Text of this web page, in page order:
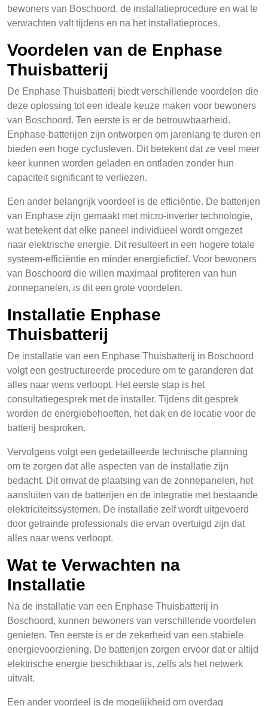
bewoners van Boschoord, de installatieprocedure en wat te
verwachten valt tijdens en na het installatieproces.
Voordelen van de Enphase
Thuisbatterij
De Enphase Thuisbatterij biedt verschillende voordelen die
deze oplossing tot een ideale keuze maken voor bewoners
van Boschoord. Ten eerste is er de betrouwbaarheid.
Enphase-batterijen zijn ontworpen om jarenlang te duren en
bieden een hoge cyclusleven. Dit betekent dat ze veel meer
keer kunnen worden geladen en ontladen zonder hun
capaciteit significant te verliezen.
Een ander belangrijk voordeel is de efficiëntie. De batterijen
van Enphase zijn gemaakt met micro-inverter technologie,
wat betekent dat elke paneel individueel wordt omgezet
naar elektrische energie. Dit resulteert in een hogere totale
systeem-efficiëntie en minder energiefictief. Voor bewoners
van Boschoord die willen maximaal profiteren van hun
zonnepanelen, is dit een grote voordelen.
Installatie Enphase
Thuisbatterij
De installatie van een Enphase Thuisbatterij in Boschoord
volgt een gestructureerde procedure om te garanderen dat
alles naar wens verloopt. Het eerste stap is het
consultatiegesprek met de installer. Tijdens dit gesprek
worden de energiebehoeften, het dak en de locatie voor de
batterij besproken.
Vervolgens volgt een gedetailleerde technische planning
om te zorgen dat alle aspecten van de installatie zijn
bedacht. Dit omvat de plaatsing van de zonnepanelen, het
aansluiten van de batterijen en de integratie met bestaande
elektriciteitssystemen. De installatie zelf wordt uitgevoerd
door getrainde professionals die ervan overtuigd zijn dat
alles naar wens verloopt.
Wat te Verwachten na
Installatie
Na de installatie van een Enphase Thuisbatterij in
Boschoord, kunnen bewoners van verschillende voordelen
genieten. Ten eerste is er de zekerheid van een stabiele
energievoorziening. De batterijen zorgen ervoor dat er altijd
elektrische energie beschikbaar is, zelfs als het netwerk
uitvalt.
Een ander voordeel is de mogelijkheid om overdag